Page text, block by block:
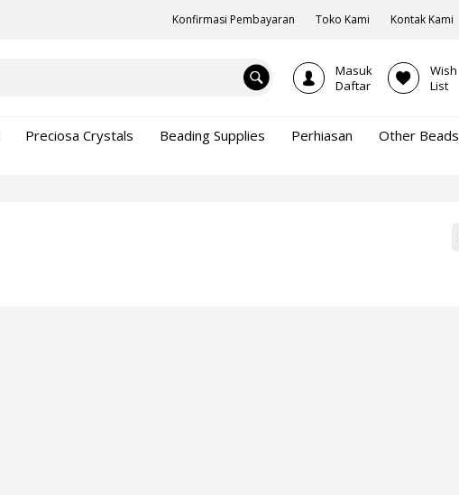
Konfirmasi Pembayaran Toko Kami Kontak Kami
Masuk
Daftar
Wish
List
Preciosa Crystals Beading Supplies Perhiasan Other Beads